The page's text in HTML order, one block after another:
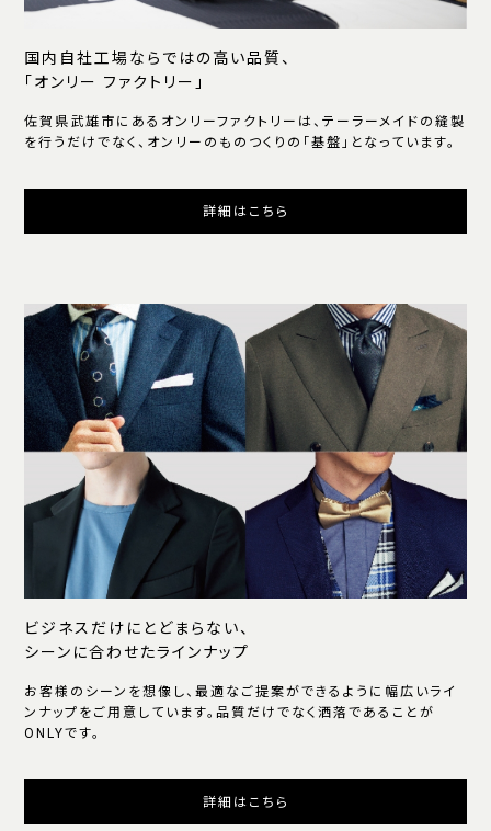
国内自社工場ならではの高い品質、
「オンリー ファクトリー」
佐賀県武雄市にあるオンリーファクトリーは、テーラーメイドの縫製
を行うだけでなく、オンリーのものつくりの「基盤」となっています。
詳細はこちら
ビジネスだけにとどまらない、
シーンに合わせたラインナップ
お客様のシーンを想像し、最適なご提案ができるように幅広いライ
ンナップをご用意しています。品質だけでなく洒落であることが
ONLYです。
詳細はこちら